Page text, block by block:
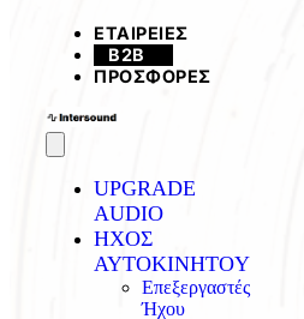
ΕΤΑΙΡΕΙΕΣ
B2B
ΠΡΟΣΦΟΡΕΣ
UPGRADE
AUDIO
ΗΧΟΣ
AYTOKINHTOY
Επεξεργαστές
Ήχου